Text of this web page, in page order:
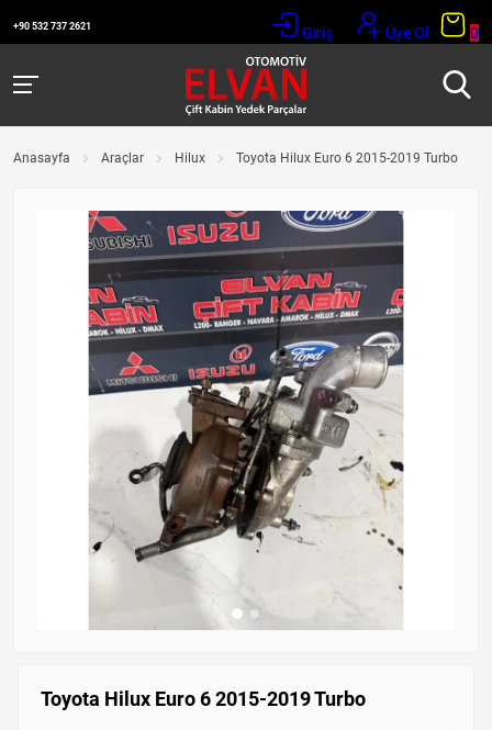
+90 532 737 2621 Giriş Üye Ol 0
Anasayfa Araçlar Hilux Toyota Hilux Euro 6 2015-2019 Turbo
Toyota Hilux Euro 6 2015-2019 Turbo